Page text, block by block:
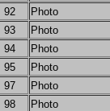
92
Photo
93
Photo
94
Photo
95
Photo
97
Photo
98
Photo